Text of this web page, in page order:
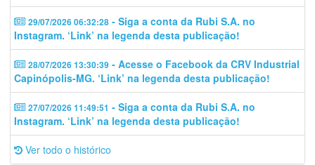
29/07/2026 06:32:28 - Siga a conta da Rubi S.A. no
Instagram. ‘Link’ na legenda desta publicação!
28/07/2026 13:30:39 - Acesse o Facebook da CRV Industrial
Capinópolis-MG. ‘Link’ na legenda desta publicação!
27/07/2026 11:49:51 - Siga a conta da Rubi S.A. no
Instagram. ‘Link’ na legenda desta publicação!
Ver todo o histórico